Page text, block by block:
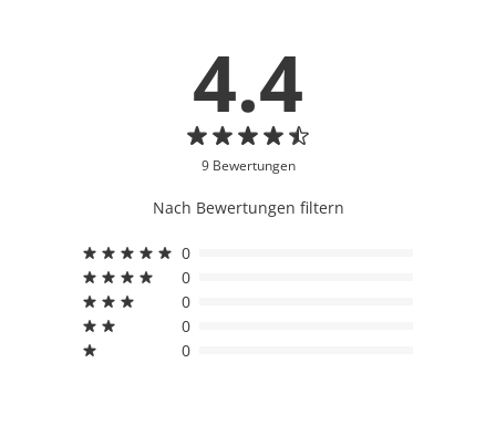
4.4
9 Bewertungen
Nach Bewertungen filtern
0
0
0
0
0